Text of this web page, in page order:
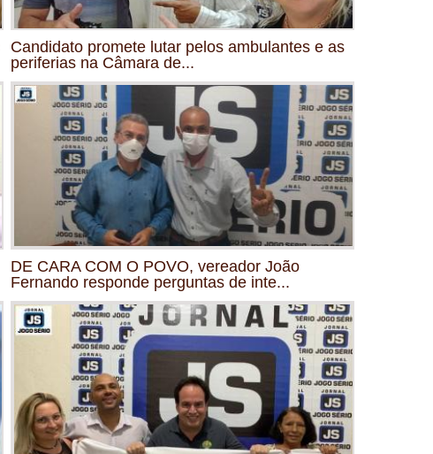
Candidato promete lutar pelos ambulantes e as
periferias na Câmara de...
DE CARA COM O POVO, vereador João
Fernando responde perguntas de inte...